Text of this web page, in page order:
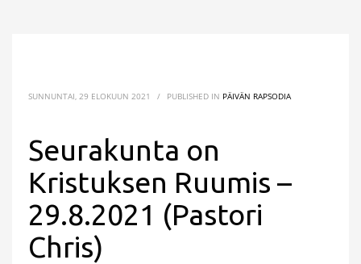
SUNNUNTAI, 29 ELOKUUN 2021 / PUBLISHED IN PÄIVÄN RAPSODIA
Seurakunta on
Kristuksen Ruumis –
29.8.2021 (Pastori
Chris)